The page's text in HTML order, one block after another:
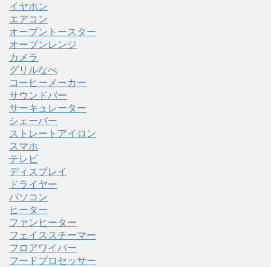
イヤホン
エアコン
オーブントースター
オーブンレンジ
カメラ
グリルなべ
コーヒーメーカー
サウンドバー
サーキュレーター
シェーバー
ストレートアイロン
スマホ
テレビ
ディスプレイ
ドライヤー
パソコン
ヒーター
ファンヒーター
フェイススチーマー
フロアワイパー
フードプロセッサー